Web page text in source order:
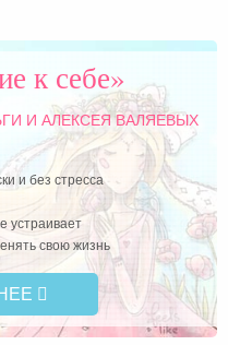
к себе»
И АЛЕКСЕЯ ВАЛЯЕВЫХ
и без стресса
устраивает
свою жизнь